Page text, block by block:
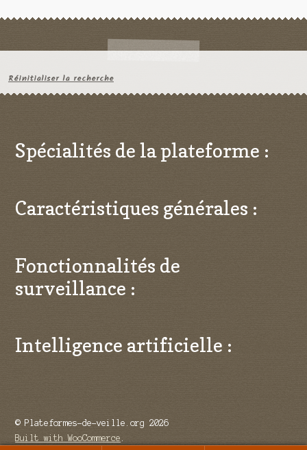
Réinitialiser la recherche
Spécialités de la plateforme :
Caractéristiques générales :
Fonctionnalités de
surveillance :
Intelligence artificielle :
© Plateformes-de-veille.org 2026
Built with WooCommerce